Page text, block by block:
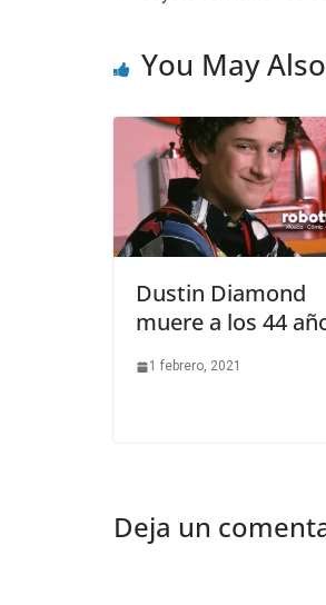
You May
Dustin Diamond
muere a los 44
1 febrero, 2021
Deja un